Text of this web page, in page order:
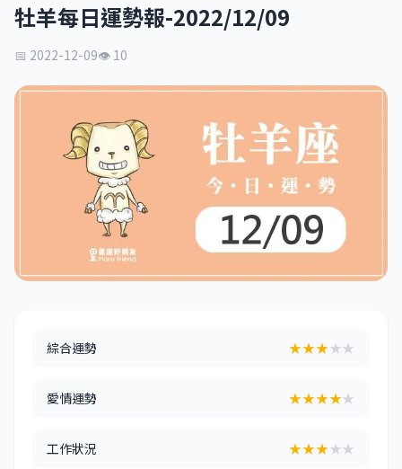
牡羊每日運勢報-2022/12/09
📅 2022-12-09👁 10
綜合運勢 ★★★★★
愛情運勢 ★★★★★
工作狀況 ★★★★★